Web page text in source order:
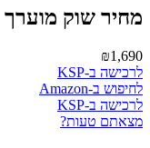
מחיר שוק מוערך
₪1,690
לרכישה ב-KSP
לחיפוש ב-Amazon
לרכישה ב-KSP
מצאתם טעות?